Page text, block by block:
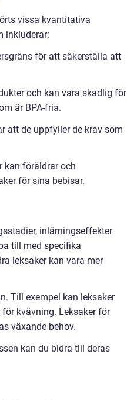
vissa kvantitativa
inkluderar:
för att säkerställa att
och kan vara skadlig för
är BPA-fria.
att de uppfyller de krav som
kan föräldrar och
för sina bebisar.
inlärningseffekter
till med specifika
leksaker kan vara mer
Till exempel kan leksaker
kvävning. Leksaker för
växande behov.
kan du bidra till deras